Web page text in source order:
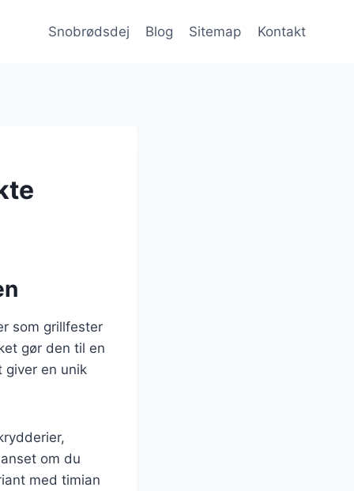
Snobrødsdej Blog Sitemap Kontakt
som grillfester
gør den til en
giver en unik
om du
med timian